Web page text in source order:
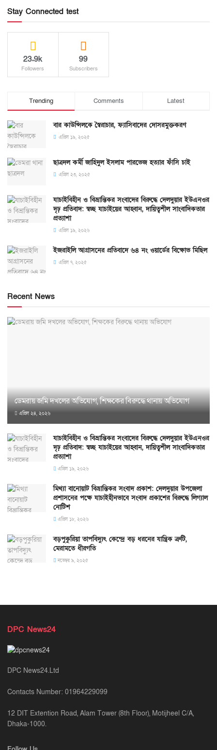
Stay Connected test
23.9k
Followers
99
Subscribers
Trending Comments Latest
বার কাউন্সিলকে স্বৈরাচার, ফ্যাসিবাদের দোসরমুক্তকরণ
এপ্রিল ১৯, ২০২৫
ছাত্রদল কর্মী জাহিদুল ইসলাম পারভেজ হত্যার ফাঁসি চাই
এপ্রিল ২৩, ২০২৫
যাচাইবিহীন ও বিভ্রান্তিকর সংবাদের বিরুদ্ধে দেলদুয়ার ইউএনওর
দৃঢ় প্রতিবাদ: স্বচ্ছ যাচাইয়ের আহ্বান, দায়িত্বশীল সাংবাদিকতার
প্রত্যাশা
এপ্রিল ১৯, ২০২৬
ইজরাইলি আগ্রাসনের প্রতিবাদে ৬৪ নং ওয়ার্ডের বিক্ষোভ মিছিল
এপ্রিল ৭, ২০২৫
Recent News
ডেমরায় জমি দখলের অভিযোগ, শিক্ষকের বিরুদ্ধে থানায় অভিযোগ
এপ্রিল ২৪, ২০২৬
যাচাইবিহীন ও বিভ্রান্তিকর সংবাদের বিরুদ্ধে দেলদুয়ার ইউএনওর
দৃঢ় প্রতিবাদ: স্বচ্ছ যাচাইয়ের আহ্বান, দায়িত্বশীল সাংবাদিকতার
প্রত্যাশা
এপ্রিল ১৯, ২০২৬
মিথ্যা বানোয়াট বিভ্রান্তিকর সংবাদ প্রকাশ: দেলদুয়ার উপজেলা
প্রশাসনের পক্ষে যাচাইহীনভাবে সংবাদ প্রকাশের বিরুদ্ধে লিগ্যাল
নোটিশ
এপ্রিল ১৮, ২০২৬
বড়পুকুরিয়া তাপবিদ্যুৎ কেন্দ্রে বড় ধরনের যান্ত্রিক ত্রুটি,
মেরামতে ধীরগতি
নভেম্বর ৯, ২০২৫
DPC News24
DPC News24.Ltd
Contacts Number: 01964229099
12 DIT Extention Road, Alam Tower (8th Floor), Motijheel C/A,
Dhaka-1000.